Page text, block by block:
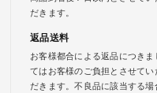
だきます。
返品送料
お客様都合による返品につきま
てはお客様のご負担とさせてい
だきます。不良品に該当する場